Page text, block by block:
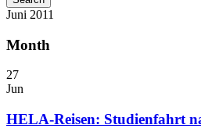
Juni 2011
Month
27
Jun
HELA-Reisen: Studienfahrt